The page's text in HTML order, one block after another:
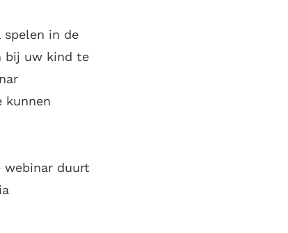
spelen in de
bij uw kind te
kunnen
webinar duurt